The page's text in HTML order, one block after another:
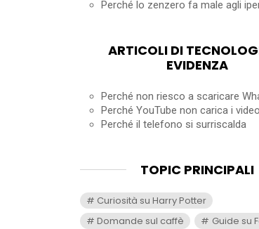
Perché lo zenzero fa male agli
ARTICOLI DI
EVIDENZA
Perché non riesco a scaricare
Perché YouTube non carica i video
Perché il telefono si surriscalda
TOPIC PRINCIPALI
Curiosità su Harry Potter
Domande sul caffè
Guide su